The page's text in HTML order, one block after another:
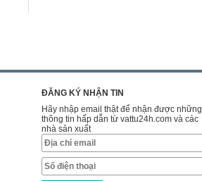
ĐĂNG KÝ NHẬN TIN
Hãy nhập email thật để nhận được những
thông tin hấp dẫn từ vattu24h.com và các
nhà sản xuất